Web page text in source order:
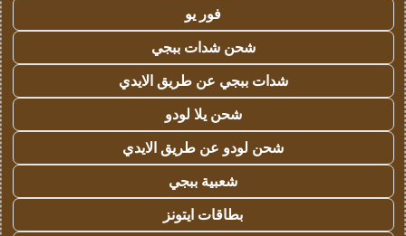
فور يو
شحن شدات ببجي
شدات ببجي عن طريق الايدي
شحن يلا لودو
شحن لودو عن طريق الايدي
شعبية ببجي
بطاقات ايتونز